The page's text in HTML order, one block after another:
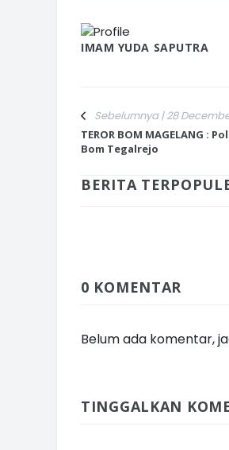
IMAM YUDA SAPUTRA
Sebelumnya | 28
TEROR BOM MAGELANG :
Bom Tegalrejo
BERITA
0 KOMENTAR
Belum ada komentar,
TINGGALKAN
INI CARA